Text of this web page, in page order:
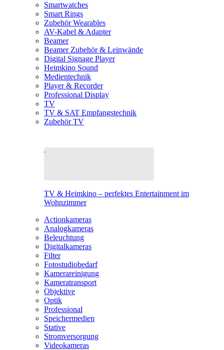
Smartwatches
Smart Rings
Zubehör Wearables
AV-Kabel & Adapter
Beamer
Beamer Zubehör & Leinwände
Digital Signage Player
Heimkino Sound
Medientechnik
Player & Recorder
Professional Display
TV
TV & SAT Empfangstechnik
Zubehör TV
TV & Heimkino – perfektes Entertainment im
Wohnzimmer
Actionkameras
Analogkameras
Beleuchtung
Digitalkameras
Filter
Fotostudiobedarf
Kamerareinigung
Kameratransport
Objektive
Optik
Professional
Speichermedien
Stative
Stromversorgung
Videokameras